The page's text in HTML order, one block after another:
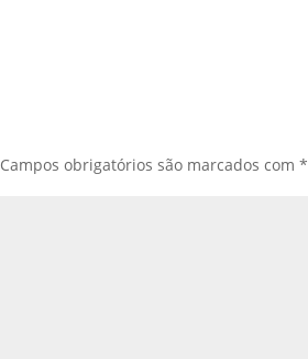
Campos obrigatórios são marcados com*